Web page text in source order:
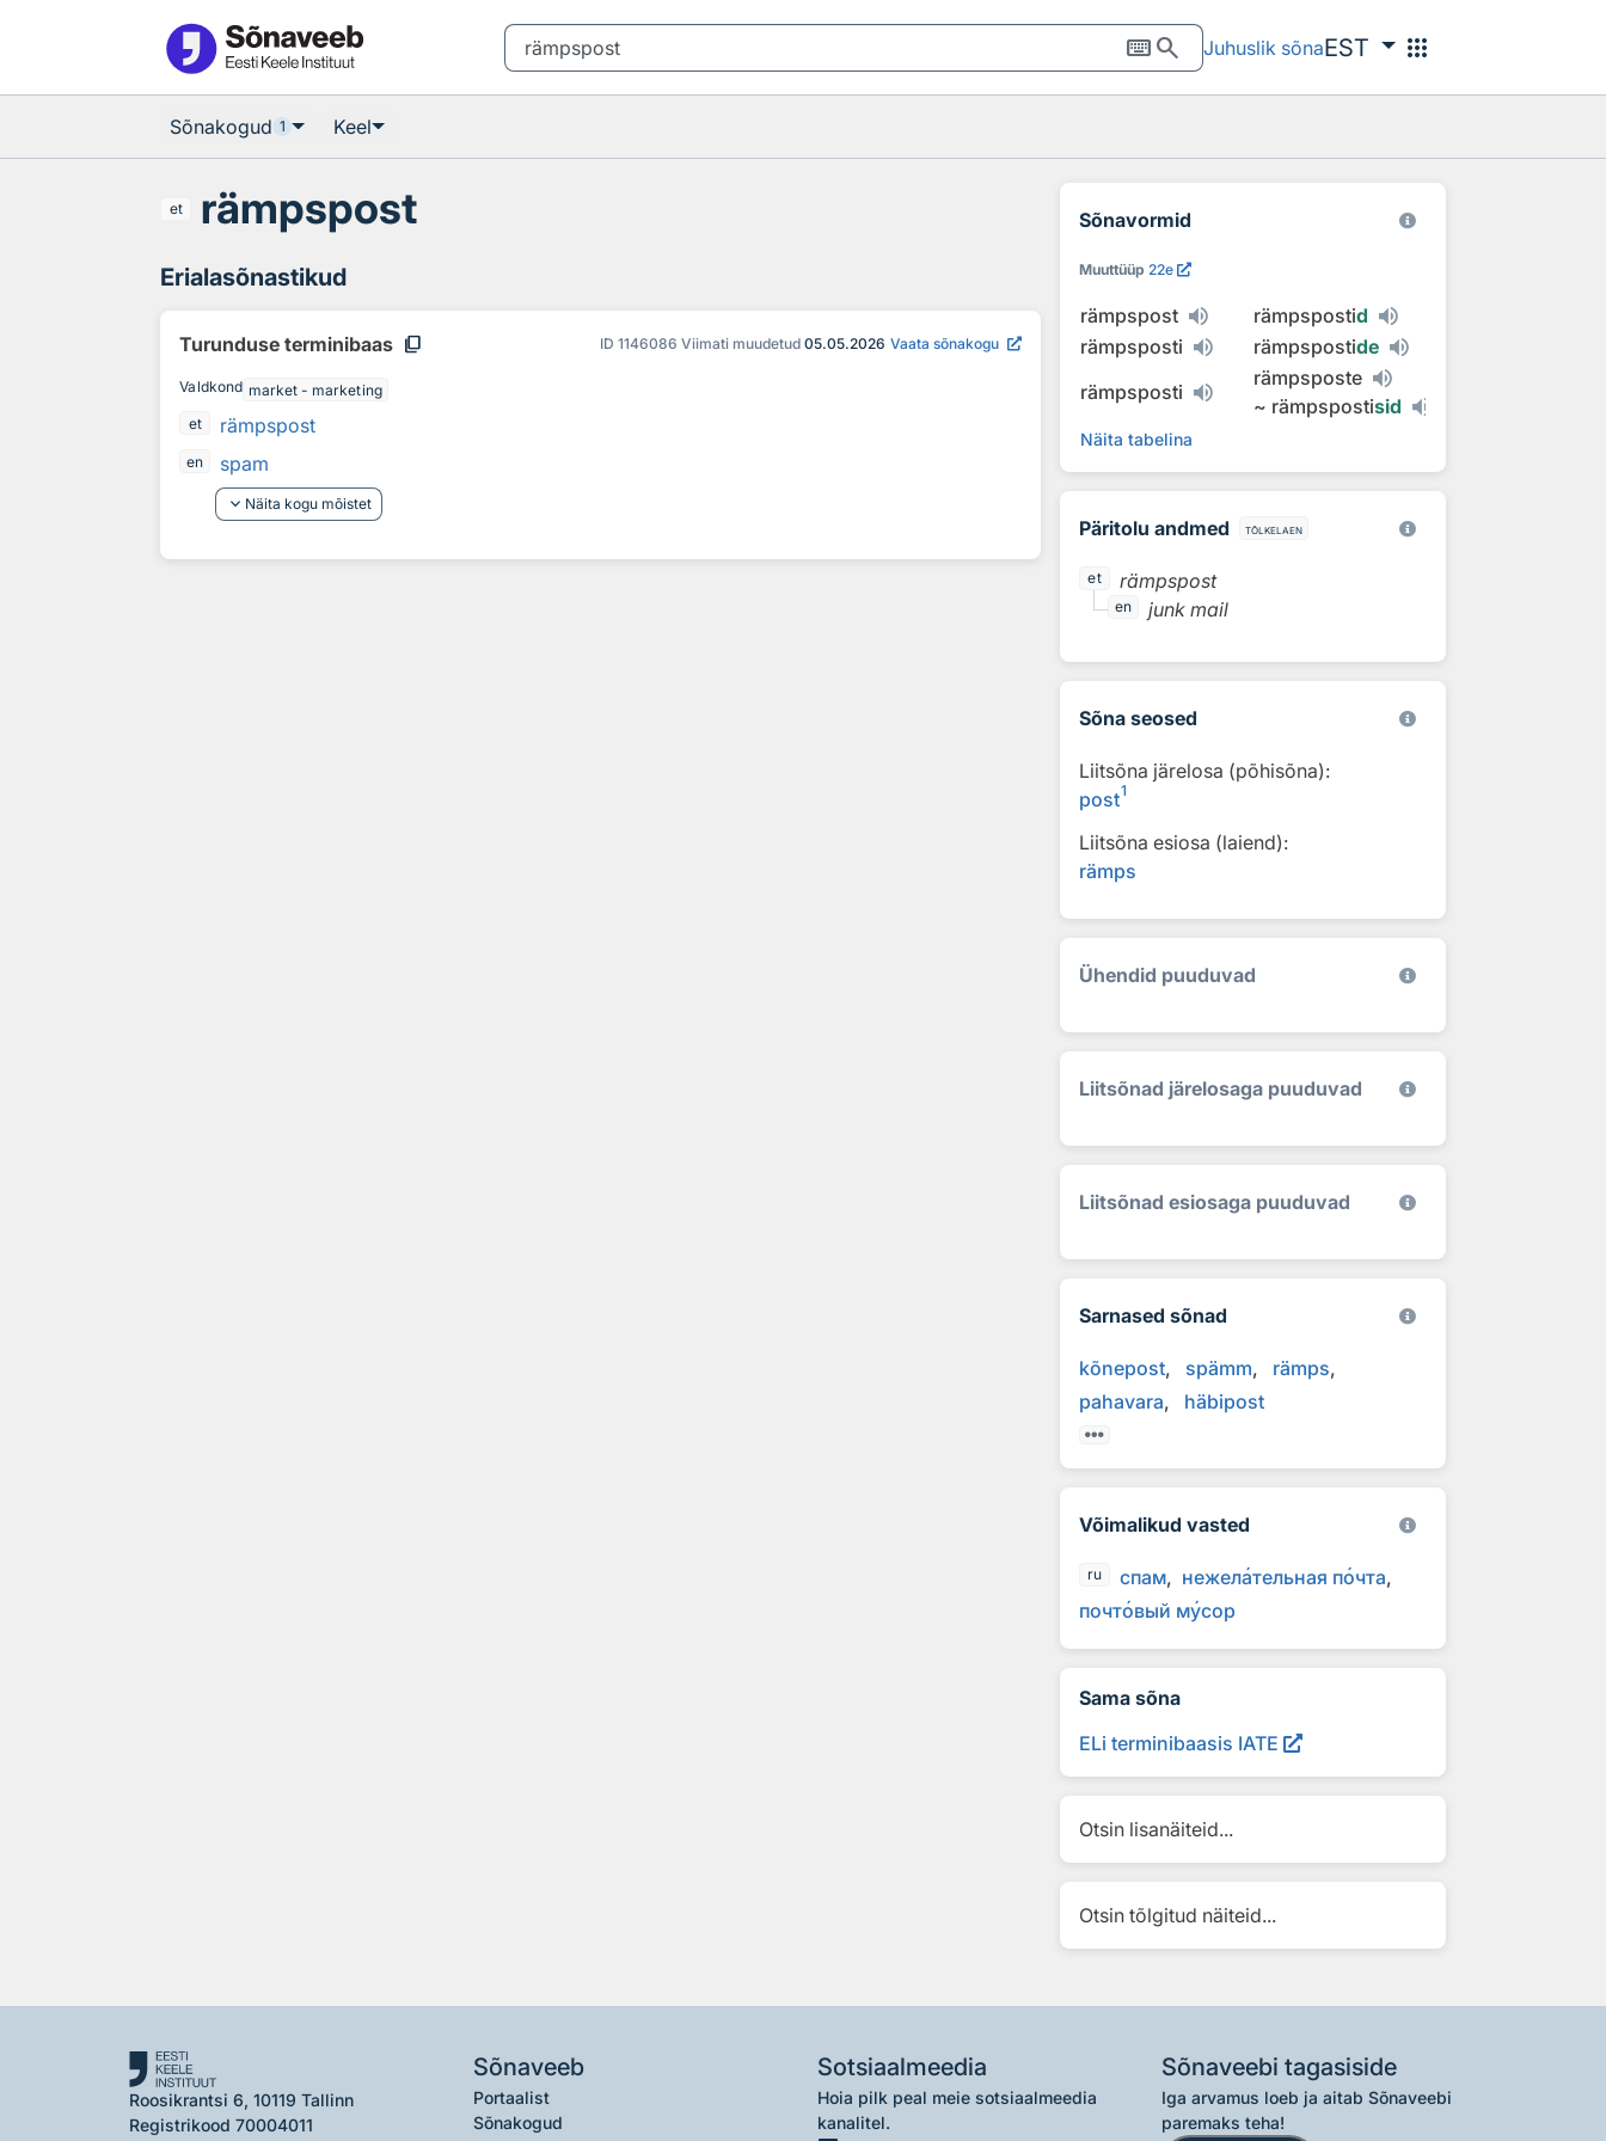
keyboardsearch Juhuslik sõnaEST apps
Sõnakogud 1 Keel
et rämpspost
Erialasõnastikud
Turunduse terminibaas content_copy ID 1146086 Viimati muudetud 05.05.2026 Vaata sõnakogu
Valdkond market - marketing
et
rämpspost
en
spam
keyboard_arrow_down Näita kogu mõistet
Sõnavormid
Muuttüüp 22e
rämpspost rämpspostid
rämpsposti
rämpspostide
rämpsposti
rämpsposte
~ rämpspostisid
Näita tabelina
Päritolu andmed tõlkelaen
et rämpspost
en junk mail
Sõna seosed
Liitsõna järelosa (põhisõna):
post1
Liitsõna esiosa (laiend):
rämps
Ühendid puuduvad
Liitsõnad järelosaga puuduvad
Liitsõnad esiosaga puuduvad
Sarnased sõnad
kõnepost spämm
rämps
pahavara
häbipost
Võimalikud vasted
ru спам нежелательная почта
почтовый мусор
Sama sõna
ELi terminibaasis IATE
Otsin lisanäiteid...
Otsin tõlgitud näiteid...
Roosikrantsi 6, 10119 Tallinn
Registrikood 70004011
Sõnaveeb
Portaalist
Sõnakogud
Sotsiaalmeedia
Hoia pilk peal meie sotsiaalmeedia
kanalitel.
Sõnaveebi tagasiside
Iga arvamus loeb ja aitab Sõnaveebi
paremaks teha!